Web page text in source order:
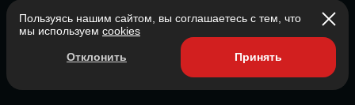
Состоит в ассоциации с 2023
Пользуясь нашим сайтом, вы соглашаетесь с тем, что
мы используем cookies
Отклонить Принять